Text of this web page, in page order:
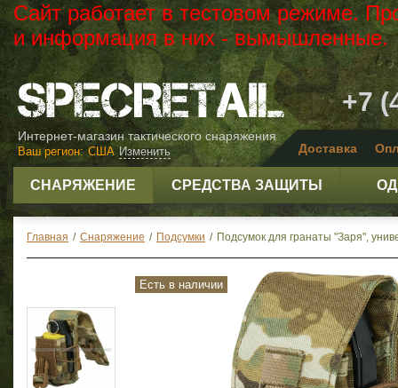
Сайт работает в тестовом режиме.
и информация в них - вымышленные.
Интернет-магазин тактического снаряжения
+7
Доставка
Изменить
Ваш регион: США
СНАРЯЖЕНИЕ СРЕДСТВА ЗАЩИТЫ
Главная / Снаряжение / Подсумки / Подсумок для гранаты "Заря",
Есть в наличии